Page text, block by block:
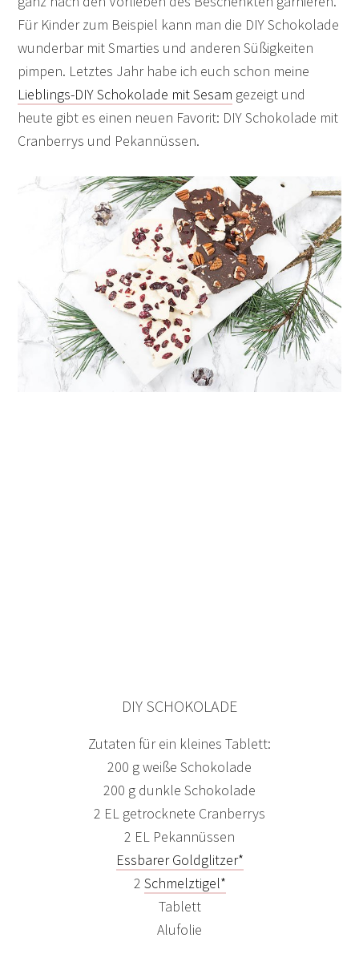
Für Kinder zum Beispiel kann man die DIY Schokolade
wunderbar mit Smarties und anderen Süßigkeiten
pimpen. Letztes Jahr habe ich euch schon meine
Lieblings-DIY Schokolade mit Sesam gezeigt und
heute gibt es einen neuen Favorit: DIY Schokolade mit
Cranberrys und Pekannüssen.
DIY SCHOKOLADE
Zutaten für ein kleines Tablett:
200 g weiße Schokolade
200 g dunkle Schokolade
2 EL getrocknete Cranberrys
2 EL Pekannüssen
Essbarer Goldglitzer*
2 Schmelztigel*
Tablett
Alufolie